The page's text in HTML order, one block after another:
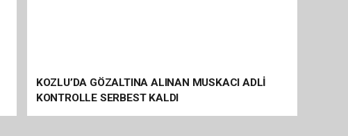
KOZLU’DA GÖZALTINA ALINAN MUSKACI ADLİ
KONTROLLE SERBEST KALDI